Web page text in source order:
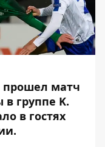
прошел матч
в группе K.
в гостях